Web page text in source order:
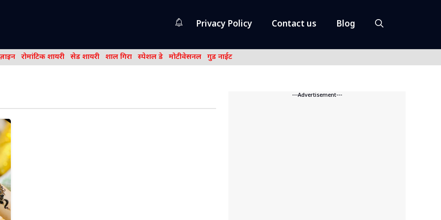
Privacy Policy Contact us Blog
रोमांटिक शायरी सेड शायरी शाल गिरा स्पेशल डे मोटीवेसनल गुड नाईट
---Advertisement---